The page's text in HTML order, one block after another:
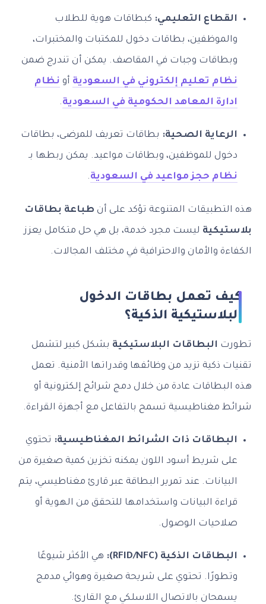
القطاع التعليمي: كبطاقات هوية للطلاب
والموظفين، بطاقات دخول للمكتبات والمختبرات،
وبطاقات وجبات في المقاصف. يمكن أن تندرج ضمن
نظام تعليم إلكتروني في السعودية أو نظام
ادارة المعاهد الحكومية في السعودية.
الرعاية الصحية: بطاقات تعريف للمرضى، بطاقات
دخول للموظفين، وبطاقات مواعيد. يمكن ربطها بـ
نظام حجز مواعيد في السعودية.
هذه التطبيقات المتنوعة تؤكد على أن طباعة بطاقات
بلاستيكية ليست مجرد خدمة، بل هي حل متكامل يعزز
الكفاءة والأمان والاحترافية في مختلف المجالات.
كيف تعمل بطاقات الدخول
البلاستيكية الذكية؟
تطورت البطاقات البلاستيكية بشكل كبير لتشمل
تقنيات ذكية تزيد من وظائفها وقدراتها الأمنية. تعمل
هذه البطاقات عادة من خلال دمج شرائح إلكترونية أو
شرائط مغناطيسية تسمح بالتفاعل مع أجهزة القراءة.
البطاقات ذات الشرائط المغناطيسية: تحتوي
على شريط أسود اللون يمكنه تخزين كمية صغيرة من
البيانات. عند تمرير البطاقة عبر قارئ مغناطيسي، يتم
قراءة البيانات واستخدامها للتحقق من الهوية أو
صلاحيات الوصول.
البطاقات الذكية (RFID/NFC): هي الأكثر شيوعًا
وتطورًا. تحتوي على شريحة صغيرة وهوائي مدمج
يسمحان بالاتصال اللاسلكي مع القارئ.